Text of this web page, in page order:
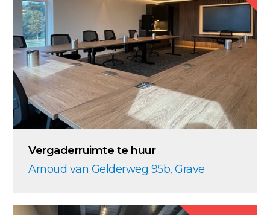
Vergaderruimte te huur
Arnoud van Gelderweg 95b, Grave